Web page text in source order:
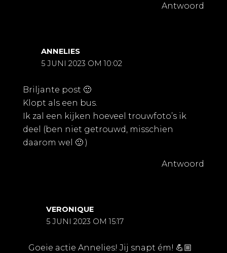
Antwoord
ANNELIES
5 JUNI 2023 OM 10:02
Briljante post 🙂
Klopt als een bus.
Ik zal een kijken hoeveel trouwfoto’s ik
deel (ben niet getrouwd, misschien
daarom wel 🙂 )
Antwoord
VERONIQUE
5 JUNI 2023 OM 15:17
Goeie actie Annelies! Jij snapt ém! 💪🏼